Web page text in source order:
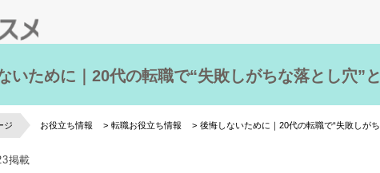
いために｜20代の転職で“失敗しがちな落とし穴”
ジ お役立ち情報 転職お役立ち情報 後悔しないために｜20代の転職で“失敗しが
掲載